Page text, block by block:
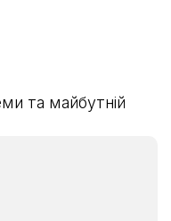
та майбутній